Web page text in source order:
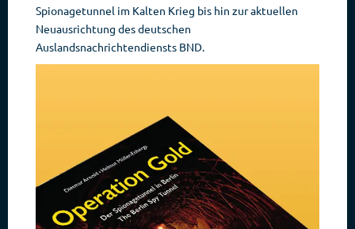
Spionagetunnel im Kalten Krieg bis hin zur aktuellen
Neuausrichtung des deutschen
Auslandsnachrichtendiensts BND.